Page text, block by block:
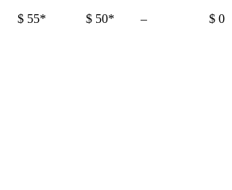
$ 55* $ 50* –Not
$ 0